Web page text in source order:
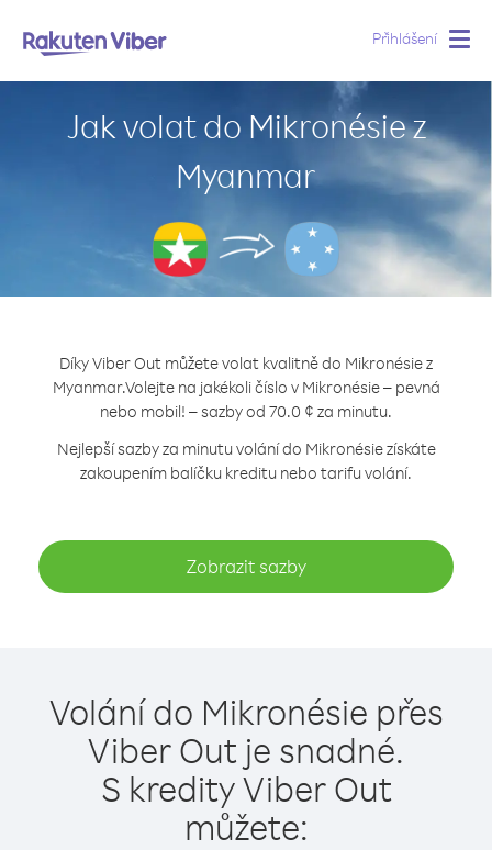
Přihlášení
Jak volat do Mikronésie z
Myanmar
Díky Viber Out můžete volat kvalitně do Mikronésie z
Myanmar.Volejte na jakékoli číslo v Mikronésie – pevná
nebo mobil! – sazby od 70.0 ¢ za minutu.
Nejlepší sazby za minutu volání do Mikronésie získáte
zakoupením balíčku kreditu nebo tarifu volání.
Zobrazit sazby
Volání do Mikronésie přes
Viber Out je snadné.
S kredity Viber Out
můžete: